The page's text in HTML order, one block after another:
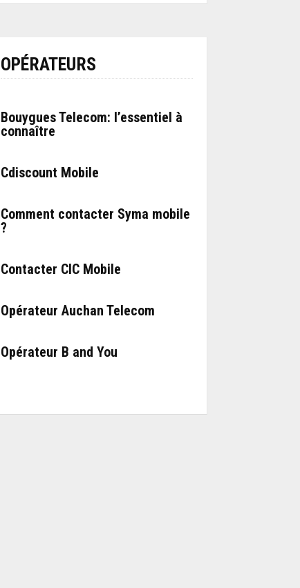
OPÉRATEURS
Bouygues Telecom: l’essentiel à
connaître
Cdiscount Mobile
Comment contacter Syma mobile
?
Contacter CIC Mobile
Opérateur Auchan Telecom
Opérateur B and You